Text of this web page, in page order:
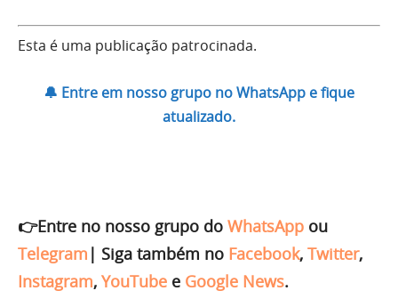
Esta é uma publicação patrocinada.
🔔 Entre em nosso grupo no WhatsApp e fique
atualizado.
👉Entre no nosso grupo do WhatsApp ou
Telegram | Siga também no Facebook, Twitter,
Instagram, YouTube e Google News.